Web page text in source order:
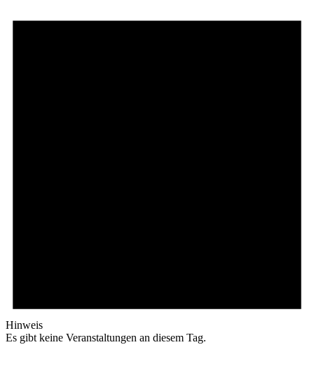
Hinweis
Es gibt keine Veranstaltungen an diesem Tag.